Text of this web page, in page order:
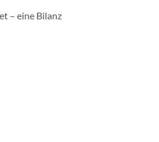
– eine Bilanz